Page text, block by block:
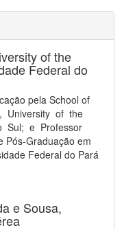
of the
Federal do
pela School of
University of the
Sul; e Professor
Pós-Graduação em
Federal do Pará
e Sousa,